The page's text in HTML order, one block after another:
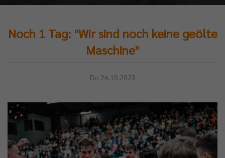
Noch 1 Tag: "Wir sind noch keine geölte
Maschine"
Do 26.10.2023